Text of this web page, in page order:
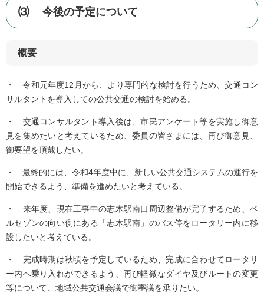
⑶ 今後の予定について
概要
・ 令和元年度12月から、より専門的な検討を行うため、交通コン
サルタントを導入しての公共交通の検討を始める。
・ 交通コンサルタント導入後は、市民アンケート等を実施し御意
見を集めたいと考えているため、委員の皆さまには、再び御意見、
御要望を頂戴したい。
・ 最終的には、令和4年度中に、新しい公共交通システムの運行を
開始できるよう、準備を進めたいと考えている。
・ 来年度、現在工事中の志木駅南口周辺整備が完了するため、ベ
ルセゾンの向い側にある「志木駅南」のバス停をロータリー内に移
設したいと考えている。
・ 完成時期は秋頃を予定しているため、完成に合わせてロータリ
ー内へ乗り入れができるよう、再び軽微なダイヤ及びルートの変更
等について、地域公共交通会議で御審議を承りたい。